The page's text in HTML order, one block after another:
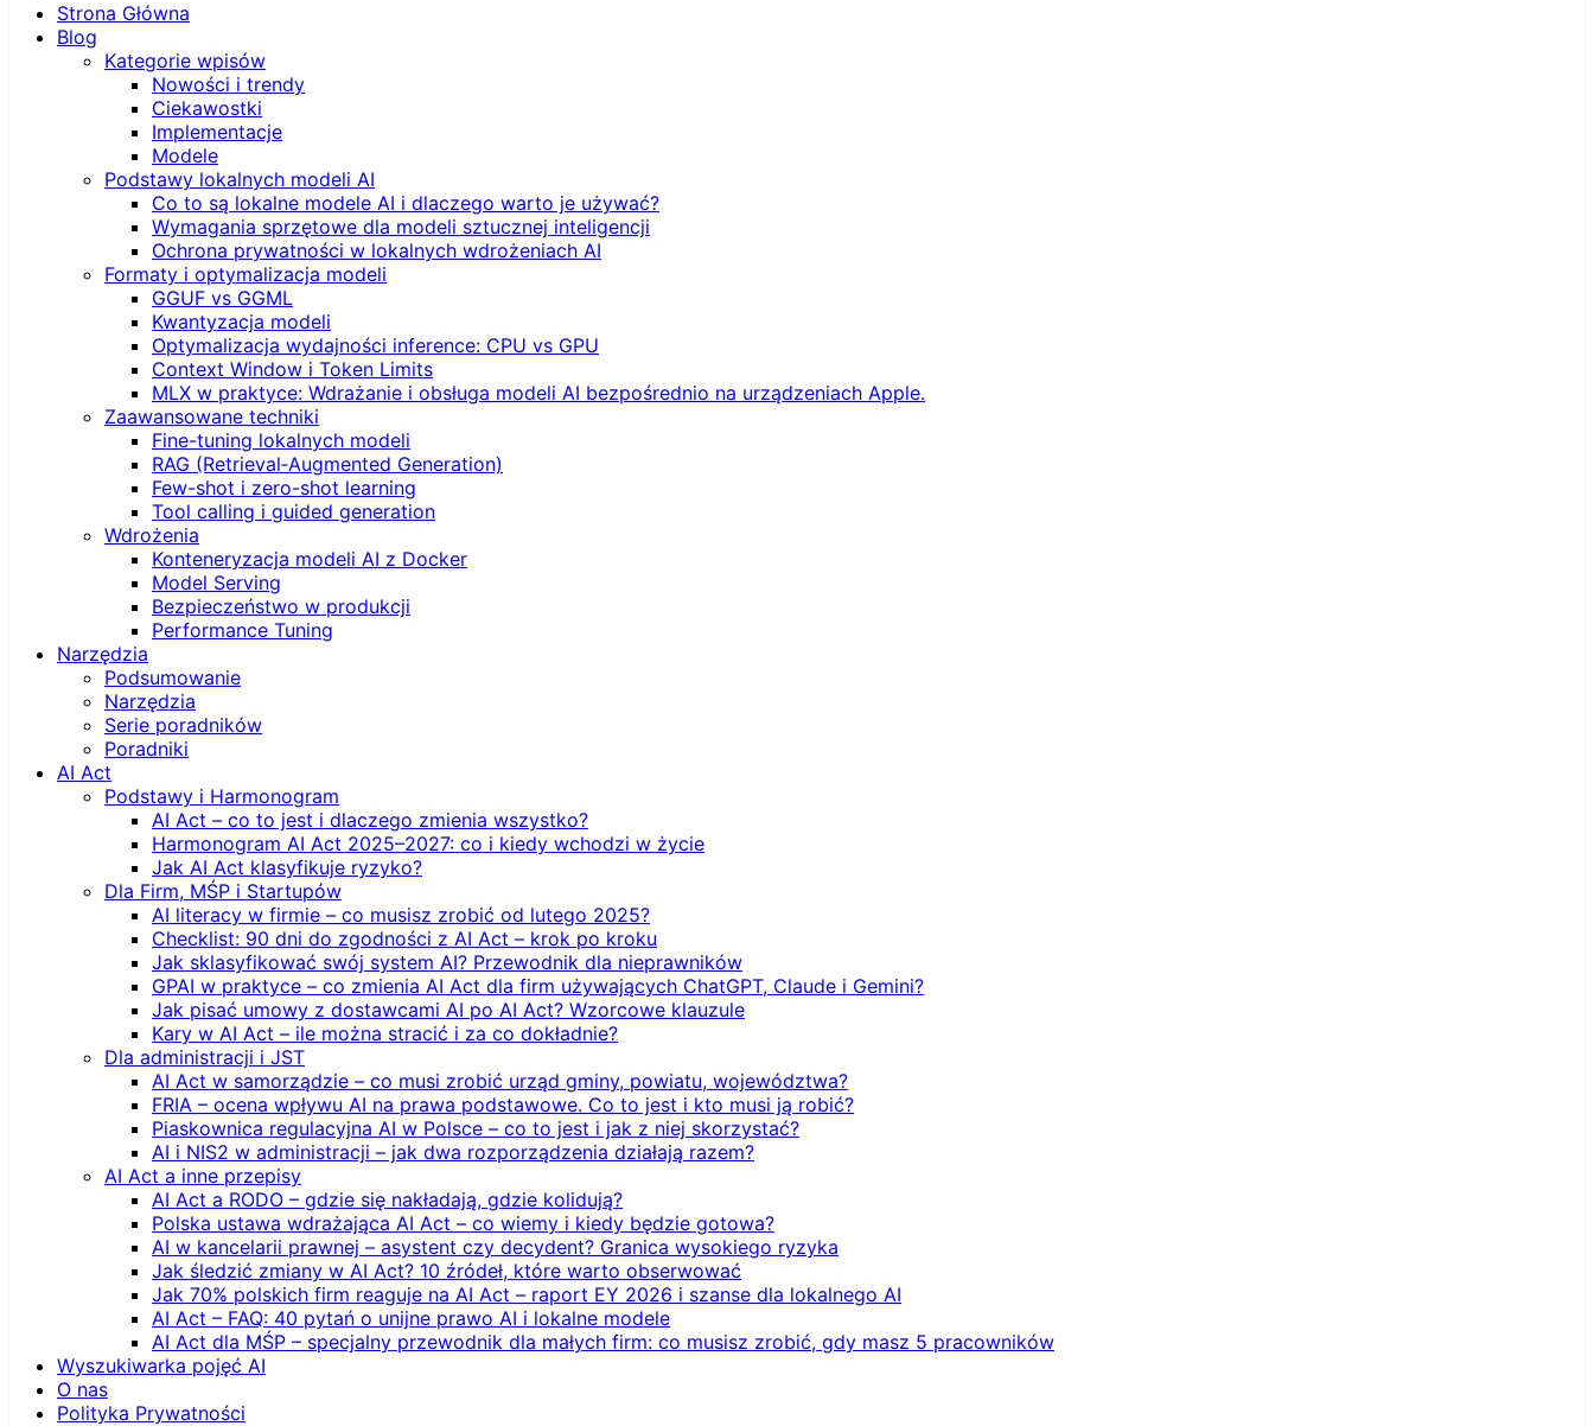
Strona Główna
Blog
Kategorie wpisów
Nowości i trendy
Ciekawostki
Implementacje
Modele
Podstawy lokalnych modeli AI
Co to są lokalne modele AI i dlaczego warto je używać?
Wymagania sprzętowe dla modeli sztucznej inteligencji
Ochrona prywatności w lokalnych wdrożeniach AI
Formaty i optymalizacja modeli
GGUF vs GGML
Kwantyzacja modeli
Optymalizacja wydajności inference: CPU vs GPU
Context Window i Token Limits
MLX w praktyce: Wdrażanie i obsługa modeli AI bezpośrednio na urządzeniach Apple.
Zaawansowane techniki
Fine-tuning lokalnych modeli
RAG (Retrieval‑Augmented Generation)
Few-shot i zero-shot learning
Tool calling i guided generation
Wdrożenia
Konteneryzacja modeli AI z Docker
Model Serving
Bezpieczeństwo w produkcji
Performance Tuning
Narzędzia
Podsumowanie
Narzędzia
Serie poradników
Poradniki
AI Act
Podstawy i Harmonogram
AI Act – co to jest i dlaczego zmienia wszystko?
Harmonogram AI Act 2025–2027: co i kiedy wchodzi w życie
Jak AI Act klasyfikuje ryzyko?
Dla Firm, MŚP i Startupów
AI literacy w firmie – co musisz zrobić od lutego 2025?
Checklist: 90 dni do zgodności z AI Act – krok po kroku
Jak sklasyfikować swój system AI? Przewodnik dla nieprawników
GPAI w praktyce – co zmienia AI Act dla firm używających ChatGPT, Claude i Gemini?
Jak pisać umowy z dostawcami AI po AI Act? Wzorcowe klauzule
Kary w AI Act – ile można stracić i za co dokładnie?
Dla administracji i JST
AI Act w samorządzie – co musi zrobić urząd gminy, powiatu, województwa?
FRIA – ocena wpływu AI na prawa podstawowe. Co to jest i kto musi ją robić?
Piaskownica regulacyjna AI w Polsce – co to jest i jak z niej skorzystać?
AI i NIS2 w administracji – jak dwa rozporządzenia działają razem?
AI Act a inne przepisy
AI Act a RODO – gdzie się nakładają, gdzie kolidują?
Polska ustawa wdrażająca AI Act – co wiemy i kiedy będzie gotowa?
AI w kancelarii prawnej – asystent czy decydent? Granica wysokiego ryzyka
Jak śledzić zmiany w AI Act? 10 źródeł, które warto obserwować
Jak 70% polskich firm reaguje na AI Act – raport EY 2026 i szanse dla lokalnego AI
AI Act – FAQ: 40 pytań o unijne prawo AI i lokalne modele
AI Act dla MŚP – specjalny przewodnik dla małych firm: co musisz zrobić, gdy masz 5 pracowników
Wyszukiwarka pojęć AI
O nas
Polityka Prywatności